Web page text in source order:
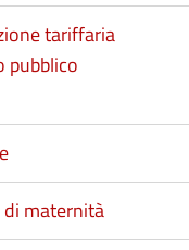
tariffaria
pubblico
di maternità